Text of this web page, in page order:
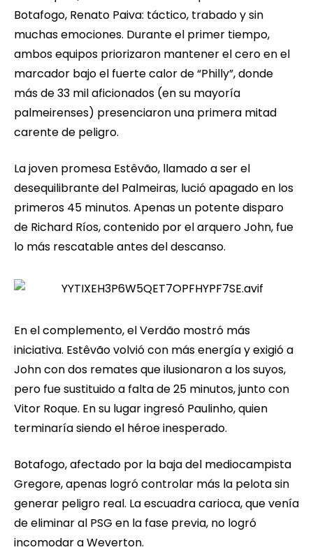
Botafogo, Renato Paiva: táctico, trabado y sin
muchas emociones. Durante el primer tiempo,
ambos equipos priorizaron mantener el cero en el
marcador bajo el fuerte calor de “Philly”, donde
más de 33 mil aficionados (en su mayoría
palmeirenses) presenciaron una primera mitad
carente de peligro.
La joven promesa Estêvão, llamado a ser el
desequilibrante del Palmeiras, lució apagado en los
primeros 45 minutos. Apenas un potente disparo
de Richard Ríos, contenido por el arquero John, fue
lo más rescatable antes del descanso.
En el complemento, el Verdão mostró más
iniciativa. Estêvão volvió con más energía y exigió a
John con dos remates que ilusionaron a los suyos,
pero fue sustituido a falta de 25 minutos, junto con
Vitor Roque. En su lugar ingresó Paulinho, quien
terminaría siendo el héroe inesperado.
Botafogo, afectado por la baja del mediocampista
Gregore, apenas logró controlar más la pelota sin
generar peligro real. La escuadra carioca, que venía
de eliminar al PSG en la fase previa, no logró
incomodar a Weverton.